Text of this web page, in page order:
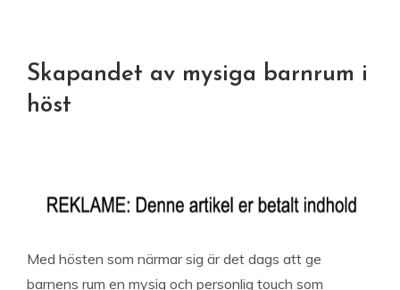
Skapandet av mysiga barnrum i
höst
Med hösten som närmar sig är det dags att ge
barnens rum en mysig och personlig touch som